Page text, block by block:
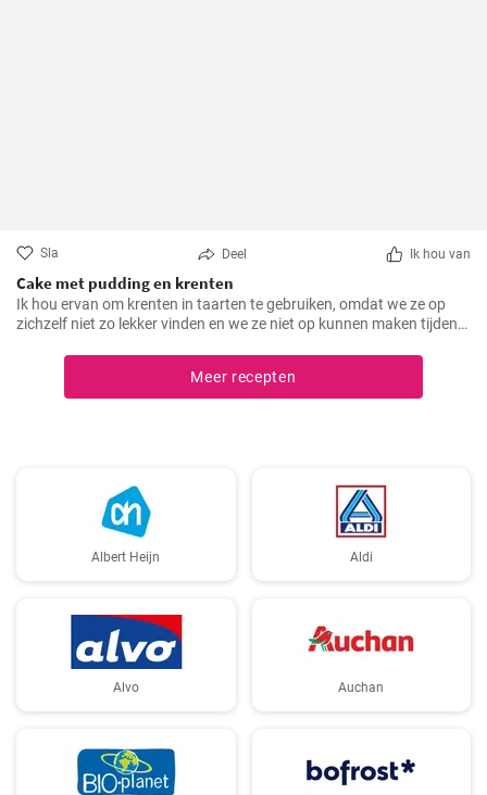
Sla Deel Ik hou van
Cake met pudding en krenten
Ik hou ervan om krenten in taarten te gebruiken, omdat we ze op
zichzelf niet zo lekker vinden en we ze niet op kunnen maken tijdens
chocoladepudding. Het deeg is ook interessant omdat het griesmeel
Meer recepten
Albert Heijn Aldi
Alvo Auchan